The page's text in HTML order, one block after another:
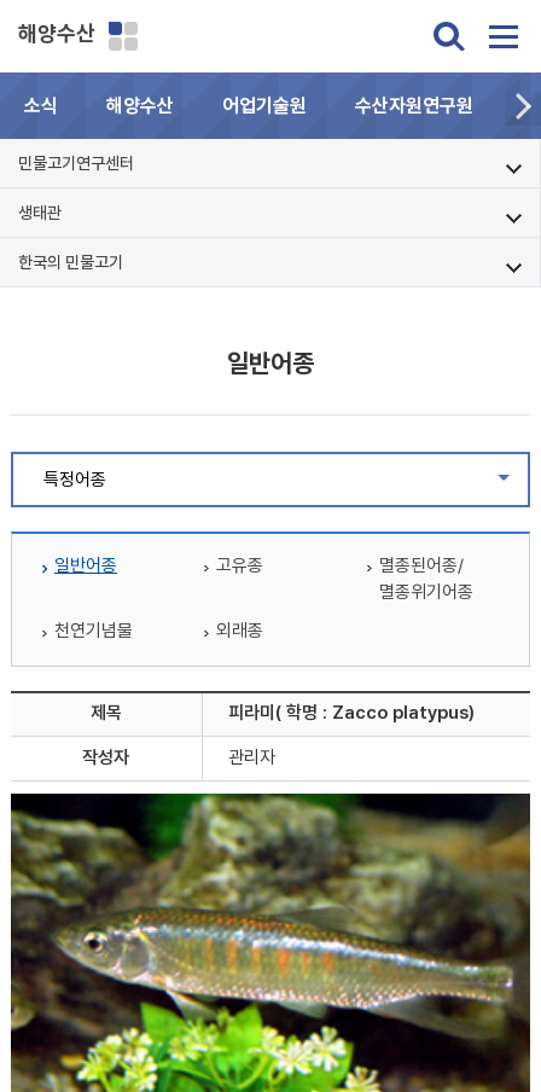
해양수산
소식 해양수산 어업기술원 수산자원연구원
민물고기연구센터
생태관
한국의 민물고기
일반어종
특정어종
일반어종 고유종
멸종된어종/
멸종위기어종
천연기념물
외래종
제목 피라미( 학명 : Zacco platypus)
작성자 관리자